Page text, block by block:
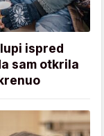
ispred
sam otkrila